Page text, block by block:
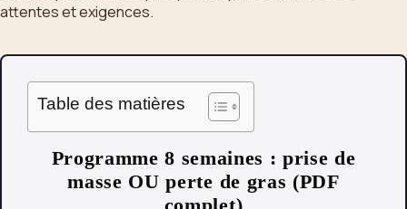
attentes et exigences.
Table des matières
Programme 8 semaines : prise de
masse OU perte de gras (PDF